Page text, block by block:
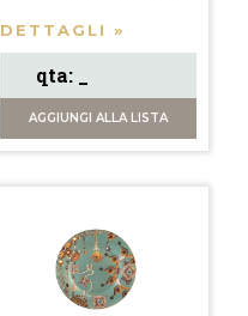
DETTAGLI »
AGGIUNGI ALLA LISTA